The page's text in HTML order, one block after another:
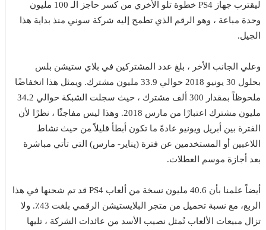
ليقترب جهاز PS4 خطوة تلو الأخري من كسر حاجز الـ 100 مليون
وحدة مباعة ، وهو الرقم الذي تطمح إليه شركة سوني منذ بداية هذا
الجيل.
وعلي الجانب الأخر ، بلغ عدد المشتركين في بلاي ستيشن بلس
بحلول 30 يونيو 2018 حوالي 33.9 مليون مشترك. ويمثل هذا انخفاضًا
ملحوظاً بمقدار 300 ألف مشترك ، حيث سجلت الشبكة حوالي 34.2
مليون مشترك اعتبارًا من مارس 2018. وهذا ليس مفاجئًا ، نظرًا لأن
الفترة بين أبريل ويونيو عادةً ما تكون أبطأ قليلاً من حيث نشاط
اللاعبين أو المستخدمين عن فترة (يناير- مارس) التي تأتي مباشرة
بعد أجازة موسم العطلات.
أيضاً علمنا بأن 40.6 مليون نسخة من ألعاب PS4 قد تم شحنها في هذا
الربع، مع نسبة تحميل من متجر البلايستيشن الرقمي بلغت 43٪. ولا
تزال مبيعات الألعاب تُمثل نصيب الأسد من عائدات الشركة ، تليها